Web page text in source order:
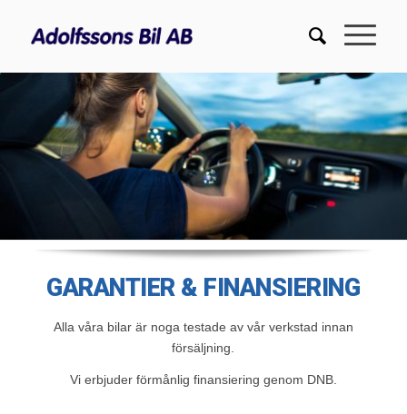
GARANTIER & FINANSIERING
Alla våra bilar är noga testade av vår verkstad innan
försäljning.
Vi erbjuder förmånlig finansiering genom DNB.